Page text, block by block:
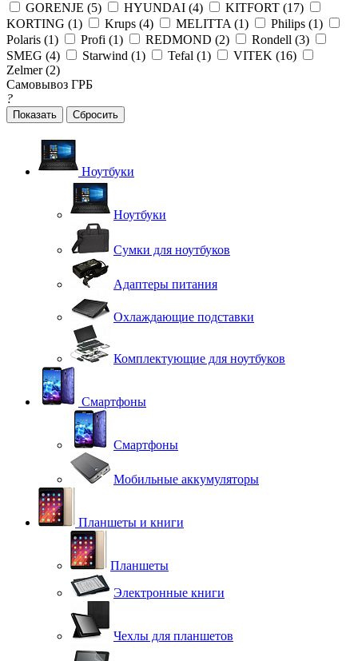
GORENJE (5) HYUNDAI (4) KITFORT (17)
KORTING (1) Krups (4) MELITTA (1) Philips (1)
Polaris (1) Profi (1) REDMOND (2) Rondell (3)
SMEG (4) Starwind (1) Tefal (1) VITEK (16)
Zelmer (2)
Самовывоз ГРБ
?
Сбросить
Ноутбуки
Ноутбуки
Сумки для ноутбуков
Адаптеры питания
Охлаждающие подставки
Комплектующие для ноутбуков
Смартфоны
Смартфоны
Мобильные аккумуляторы
Планшеты и книги
Планшеты
Электронные книги
Чехлы для планшетов